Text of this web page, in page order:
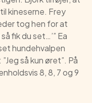
kineserne. Frey
tog hen for at
fik du set…’” Ea
hundehvalpen
så kun øret”. På
8, 8, 7 og 9